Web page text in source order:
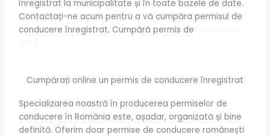
înregistrat la municipalitate și în toate bazele de date.
Contactați-ne acum pentru a vă cumpăra permisul de
conducere înregistrat. Cumpără permis de
Cumpărați online un permis de conducere înregistrat
Specializarea noastră în producerea permiselor de
conducere în România este, așadar, organizată și bine
definită. Oferim doar permise de conducere românești